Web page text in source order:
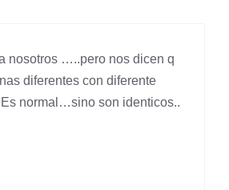
nosotros …..pero nos dicen q
diferentes con diferente
normal…sino son identicos..